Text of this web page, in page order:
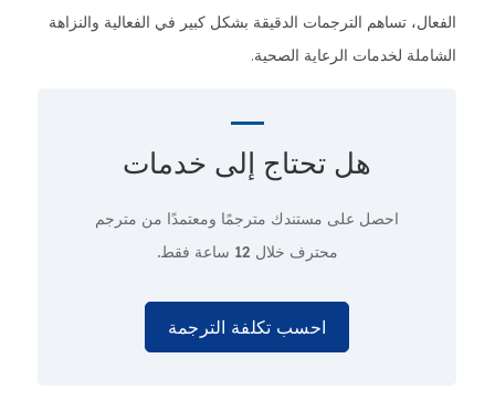
الفعال، تساهم الترجمات الدقيقة بشكل كبير في الفعالية والنزاهة
الشاملة لخدمات الرعاية الصحية.
هل تحتاج إلى خدمات
احصل على مستندك مترجمًا ومعتمدًا من مترجم
محترف خلال 12 ساعة فقط.
احسب تكلفة الترجمة